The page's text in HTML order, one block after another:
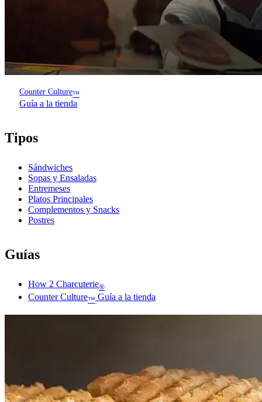
Counter Culture™
Guía a la tienda
Tipos
Sándwiches
Sopas y Ensaladas
Entremeses
Platos Principales
Complementos y Snacks
Postres
Guías
How 2 Charcuterie®
Counter Culture™ Guía a la tienda